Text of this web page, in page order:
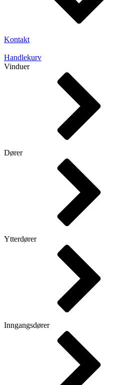
Kontakt
Handlekurv
Vinduer
Dører
Ytterdører
Inngangsdører